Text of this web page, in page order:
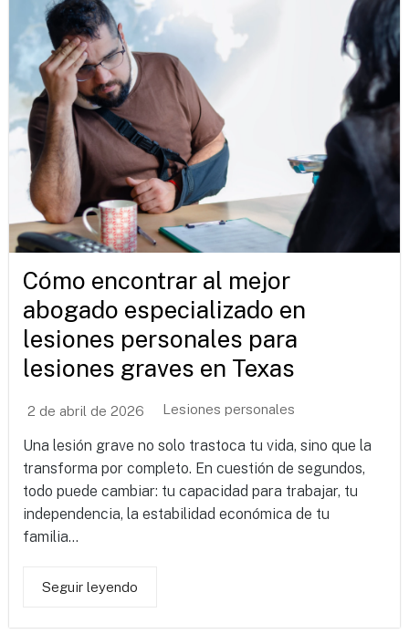
Cómo encontrar al mejor
abogado especializado en
lesiones personales para
lesiones graves en Texas
2 de abril de 2026 Lesiones personales
Una lesión grave no solo trastoca tu vida, sino que la
transforma por completo. En cuestión de segundos,
todo puede cambiar: tu capacidad para trabajar, tu
independencia, la estabilidad económica de tu
familia...
Seguir leyendo